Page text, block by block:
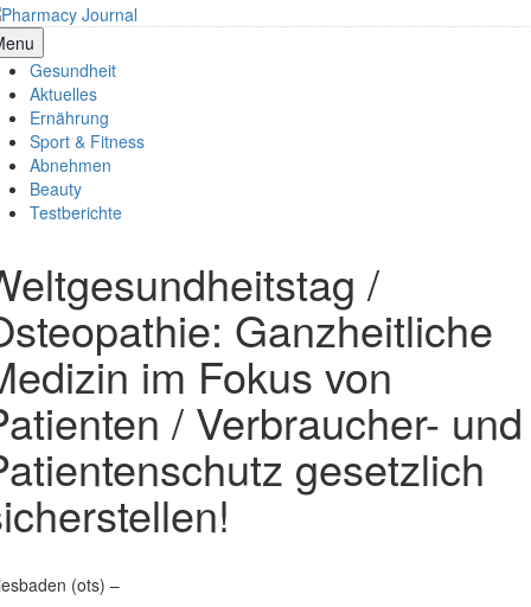
Skip
to
content
Journal
Gesundheit
Aktuelles
Ernährung
Sport & Fitness
Abnehmen
Beauty
Testberichte
/
Ganzheitliche
im Fokus von
/ Verbraucher- und
gesetzlich
(ots) –